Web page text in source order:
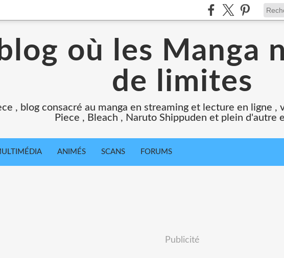
où les Manga
de limites
, blog consacré au manga en streaming et lecture en ligne ,
Piece , Bleach , Naruto Shippuden et plein d'autre
ANIMÉS SCANS FORUMS
Publicité